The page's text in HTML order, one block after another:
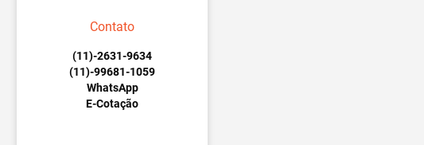
Contato
(11)-2631-9634
(11)-99681-1059
WhatsApp
E-Cotação